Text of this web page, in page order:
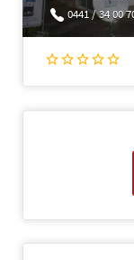
0441 / 34 00